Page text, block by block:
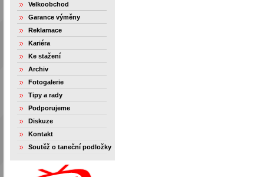
Velkoobchod
Garance výměny
Reklamace
Kariéra
Ke stažení
Archiv
Fotogalerie
Tipy a rady
Podporujeme
Diskuze
Kontakt
Soutěž o taneční podložky